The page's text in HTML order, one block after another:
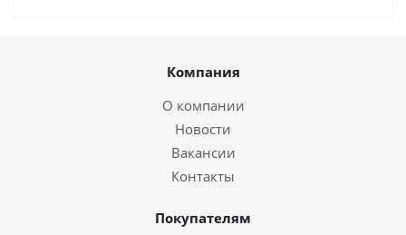
Компания
О компании
Новости
Вакансии
Контакты
Покупателям